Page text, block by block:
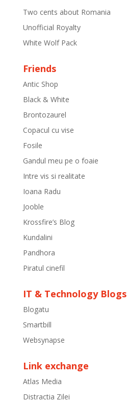
Two cents about Romania
Unofficial Royalty
White Wolf Pack
Friends
Antic Shop
Black & White
Brontozaurel
Copacul cu vise
Fosile
Gandul meu pe o foaie
Intre vis si realitate
Ioana Radu
Jooble
Krossfire’s Blog
Kundalini
Pandhora
Piratul cinefil
IT & Technology Blogs
Blogatu
Smartbill
Websynapse
Link exchange
Atlas Media
Distractia Zilei